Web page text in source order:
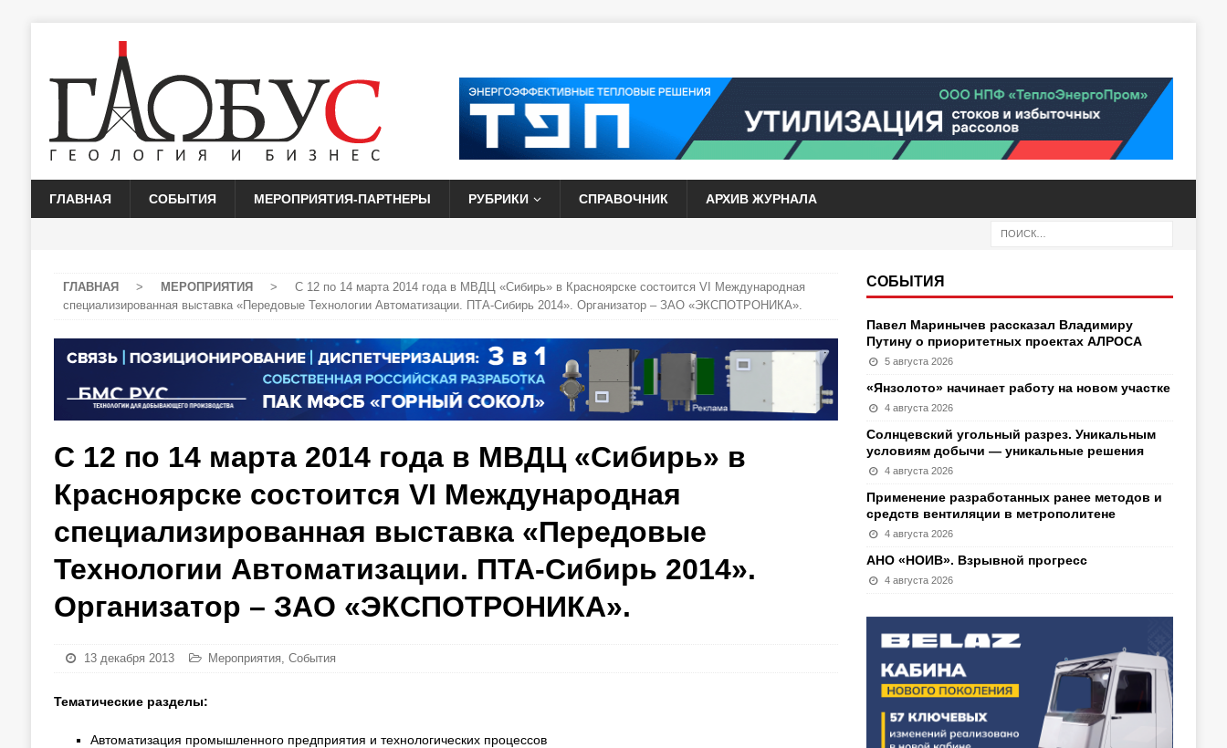
ГЛАВНАЯ СОБЫТИЯ МЕРОПРИЯТИЯ-ПАРТНЕРЫ РУБРИКИ СПРАВОЧНИК АРХИВ ЖУРНАЛА
ГЛАВНАЯ > МЕРОПРИЯТИЯ >
С 12 по 14 марта 2014 года в МВДЦ «Сибирь» в Красноярске состоится VI Международная
специализированная выставка «Передовые Технологии Автоматизации. ПТА-Сибирь 2014». Организатор – ЗАО «ЭКСПОТРОНИКА».
С 12 по 14 марта 2014 года в МВДЦ «Сибирь» в
Красноярске состоится VI Международная
специализированная выставка «Передовые
Технологии Автоматизации. ПТА-Сибирь 2014».
Организатор – ЗАО «ЭКСПОТРОНИКА».
13 декабря 2013 Мероприятия, События
Тематические разделы:
Автоматизация промышленного предприятия и технологических процессов
СОБЫТИЯ
Павел Маринычев рассказал Владимиру
Путину о приоритетных проектах АЛРОСА
5 августа 2026
«Янзолото» начинает работу на новом участке
4 августа 2026
Солнцевский угольный разрез. Уникальным
условиям добычи — уникальные решения
4 августа 2026
Применение разработанных ранее методов и
средств вентиляции в метрополитене
4 августа 2026
АНО «НОИВ». Взрывной прогресс
4 августа 2026